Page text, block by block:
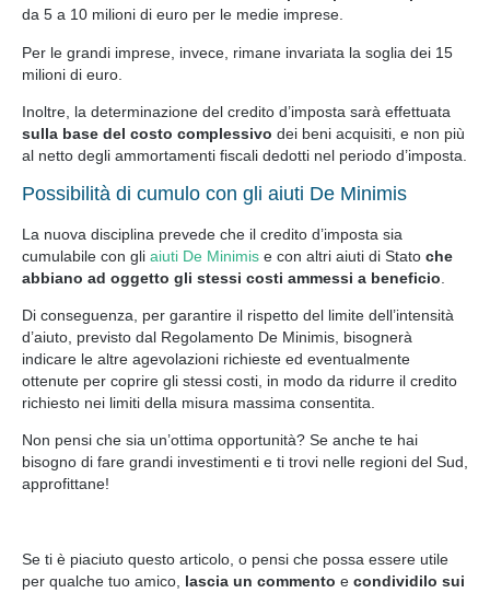
da 5 a 10 milioni di euro per le medie imprese.
Per le grandi imprese, invece, rimane invariata la soglia dei 15
milioni di euro.
Inoltre, la determinazione del credito d’imposta sarà effettuata
sulla base del costo complessivo dei beni acquisiti, e non più
al netto degli ammortamenti fiscali dedotti nel periodo d’imposta.
Possibilità di cumulo con gli aiuti De Minimis
La nuova disciplina prevede che il credito d’imposta sia
cumulabile con gli aiuti De Minimis e con altri aiuti di Stato che
abbiano ad oggetto gli stessi costi ammessi a beneficio
Di conseguenza, per garantire il rispetto del limite dell’intensità
d’aiuto, previsto dal Regolamento De Minimis, bisognerà
indicare le altre agevolazioni richieste ed eventualmente
ottenute per coprire gli stessi costi, in modo da ridurre il credito
richiesto nei limiti della misura massima consentita.
Non pensi che sia un’ottima opportunità? Se anche te hai
bisogno di fare grandi investimenti e ti trovi nelle regioni del Sud,
approfittane!
Se ti è piaciuto questo articolo, o pensi che possa essere utile
per qualche tuo amico, lascia un commento e condividilo sui